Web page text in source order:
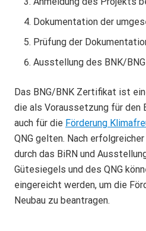
Dokumentation der
Prüfung der
Ausstellung des BNK/
Das BNG/BNK Zertifikat ist
die als Voraussetzung für den
auch für die Förderung
QNG gelten. Nach
durch das BiRN und
Gütesiegels und des QNG
eingereicht werden, um die
Neubau zu beantragen.